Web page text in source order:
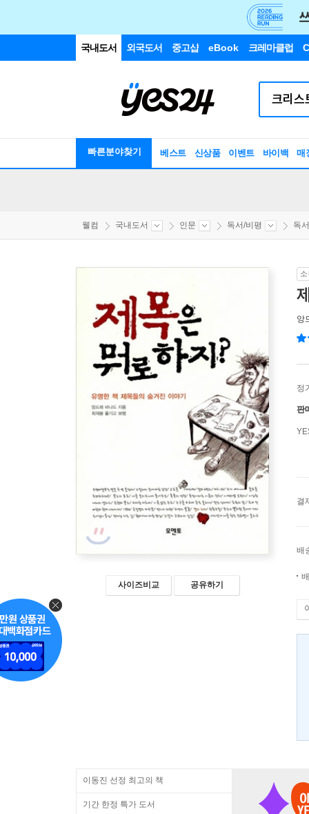
국내도서 외국도서 중고샵 eBook 크레마클럽
빠른분야찾기 베스트 신상품 이벤트 바이백 매
웰컴 국내도서 인문 독서/비평 독
사이즈비교 공유하기
앙
정
판
결
배
이동진 선정 최고의 책
기간 한정 특가 도서